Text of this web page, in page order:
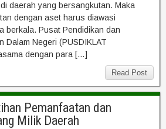
daerah yang bersangkutan. Maka
dengan aset harus diawasi
berkala. Pusat Pendidikan dan
Dalam Negeri (PUSDIKLAT
dengan para […]
Read Post
Pemanfaatan dan
Milik Daerah